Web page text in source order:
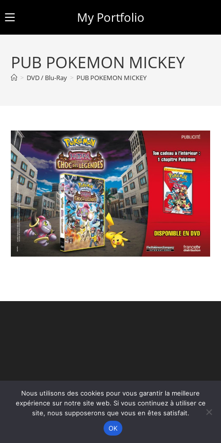
content
My Portfolio
PUB POKEMON MICKEY
> DVD / Blu-Ray > PUB POKEMON MICKEY
Copyright - WordPress Theme by OceanWP
Nous utilisons des cookies pour vous garantir la meilleure
expérience sur notre site web. Si vous continuez à utiliser ce
site, nous supposerons que vous en êtes satisfait.
OK